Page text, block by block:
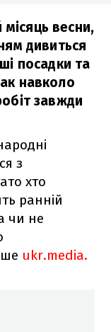
весни,
дивиться
посадки та
навколо
завжди
з
хто
ранній
чи не
ukr.media.